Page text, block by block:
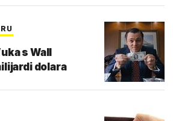
s Wall
dolara